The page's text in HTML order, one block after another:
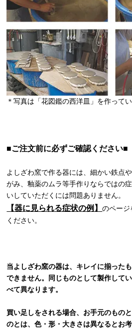
＊写真は「花図鑑の西洋皿」を作って
■ご注文前に必ずご確認ください■
よしざわ窯で作る器には、細かい鉄点
がみ、釉薬のムラ等手作りならではの
いしていただくには問題ありません。
【器に見られる症状の例】のページ
ください。
当よしざわ窯の器は、キレイに揃った
できません。同じものとして製作して
べて異なります。
買い足しをされる場合、お手元のもの
のとは、色・形・大きさは異なるとお考